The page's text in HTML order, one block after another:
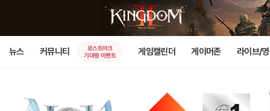
뉴스 커뮤니티
로스트아크
기대평 이벤트
게임캘린더 게이머존 라이브/